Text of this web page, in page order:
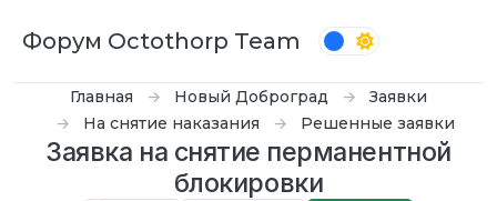
Форум Octothorp Team
Главная Новый Доброград
Заявки
На снятие наказания
Решенные заявки
Заявка на снятие перманентной
блокировки